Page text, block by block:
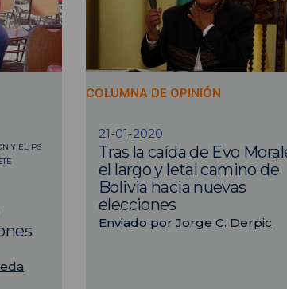
Y EL PS
COLUMNA DE OPINIÓN
21-01-2020
Tras la caída de Evo
el largo y letal camino de
Bolivia hacia nuevas
elecciones
Enviado por Jorge C. Derpic